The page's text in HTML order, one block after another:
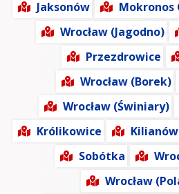
Jaksonów
Mokronos
Wrocław (Jagodno)
Przezdrowice
Wrocław (Borek)
Wrocław (Świniary)
Królikowice
Kilianów
Sobótka
Wrocław